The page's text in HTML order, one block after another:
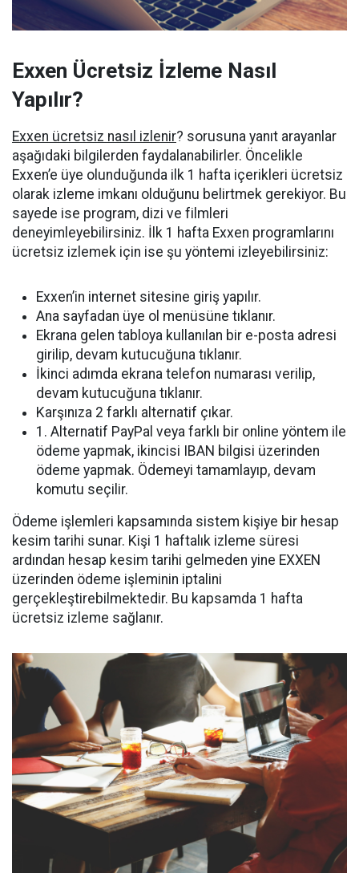
Exxen Ücretsiz İzleme Nasıl
Yapılır?
Exxen ücretsiz nasıl izlenir? sorusuna yanıt arayanlar
aşağıdaki bilgilerden faydalanabilirler. Öncelikle
Exxen’e üye olunduğunda ilk 1 hafta içerikleri ücretsiz
olarak izleme imkanı olduğunu belirtmek gerekiyor. Bu
sayede ise program, dizi ve filmleri
deneyimleyebilirsiniz. İlk 1 hafta Exxen programlarını
ücretsiz izlemek için ise şu yöntemi izleyebilirsiniz:
Exxen’in internet sitesine giriş yapılır.
Ana sayfadan üye ol menüsüne tıklanır.
Ekrana gelen tabloya kullanılan bir e-posta adresi
girilip, devam kutucuğuna tıklanır.
İkinci adımda ekrana telefon numarası verilip,
devam kutucuğuna tıklanır.
Karşınıza 2 farklı alternatif çıkar.
1. Alternatif PayPal veya farklı bir online yöntem ile
ödeme yapmak, ikincisi IBAN bilgisi üzerinden
ödeme yapmak. Ödemeyi tamamlayıp, devam
komutu seçilir.
Ödeme işlemleri kapsamında sistem kişiye bir hesap
kesim tarihi sunar. Kişi 1 haftalık izleme süresi
ardından hesap kesim tarihi gelmeden yine EXXEN
üzerinden ödeme işleminin iptalini
gerçekleştirebilmektedir. Bu kapsamda 1 hafta
ücretsiz izleme sağlanır.